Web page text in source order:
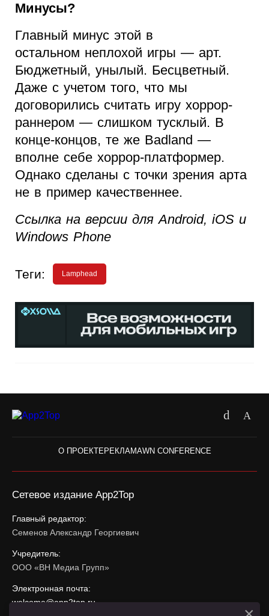
Минусы?
Главный минус этой в
остальном неплохой игры — арт.
Бюджетный, унылый. Бесцветный.
Даже с учетом того, что мы
договорились считать игру хоррор-
раннером — слишком тусклый. В
конце-концов, те же Badland —
вполне себе хоррор-платформер.
Однако сделаны с точки зрения арта
не в пример качественнее.
Ссылка на версии для Android, iOS и
Windows Phone
Теги: Lamphead
О ПРОЕКТЕРЕКЛАМАWN CONFERENCE
Сетевое издание App2Top
Главный редактор:
Семенов Александр Георгиевич
Учредитель:
ООО «ВН Медиа Групп»
Электронная почта:
welcome@app2top.ru